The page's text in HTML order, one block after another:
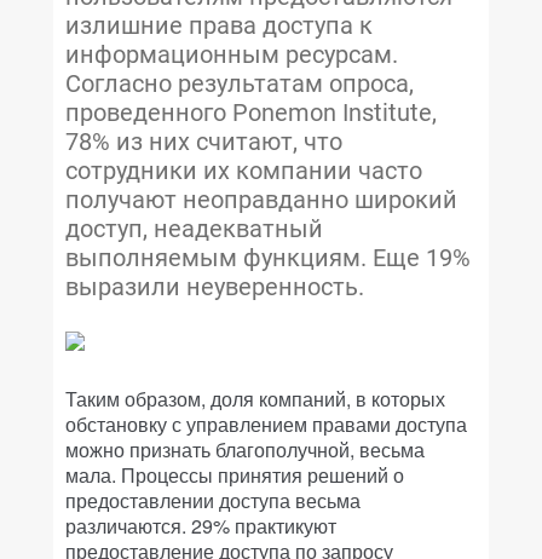
излишние права доступа к
информационным ресурсам.
Согласно результатам опроса,
проведенного Ponemon Institute,
78% из них считают, что
сотрудники их компании часто
получают неоправданно широкий
доступ, неадекватный
выполняемым функциям. Еще 19%
выразили неуверенность.
Таким образом, доля компаний, в которых
обстановку с управлением правами доступа
можно признать благополучной, весьма
мала. Процессы принятия решений о
предоставлении доступа весьма
различаются. 29% практикуют
предоставление доступа по запросу